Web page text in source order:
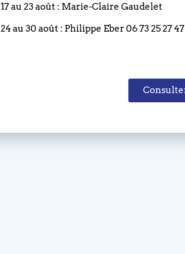
+ Ajouter
17 au 23 août : Marie-Claire Gaudelet
24 au 30 août : Philippe Eber 06 73 25 27 47